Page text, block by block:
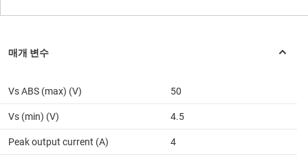
Vs ABS (max) (V) 50
Vs (min) (V) 4.5
Peak output current (A) 4